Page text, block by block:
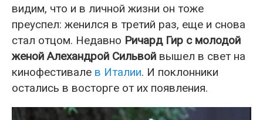
видим, что и в личной жизни он тоже
преуспел: женился в третий раз, еще и снова
стал отцом. Недавно Ричард Гир с молодой
женой Алехандрой Сильвой вышел в свет на
кинофестивале в Италии. И поклонники
остались в восторге от их появления.